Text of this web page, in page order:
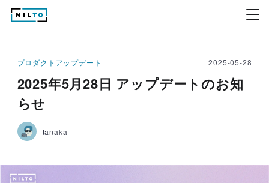
プロダクトアップデート 2025-05-28
2025年5月28日 アップデートのお知
らせ
tanaka